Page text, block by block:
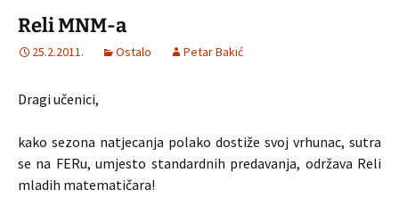
Reli MNM-a
25.2.2011. Ostalo Petar Bakić
Dragi učenici,
kako sezona natjecanja polako dostiže svoj vrhunac, sutra
se na FERu, umjesto standardnih predavanja, održava Reli
mladih matematičara!